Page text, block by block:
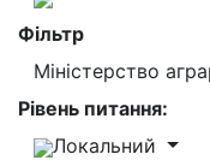
Фільтр
Міністерство
Рівень питання:
Локальний